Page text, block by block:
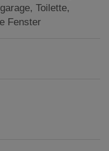
Toilette
Fenster